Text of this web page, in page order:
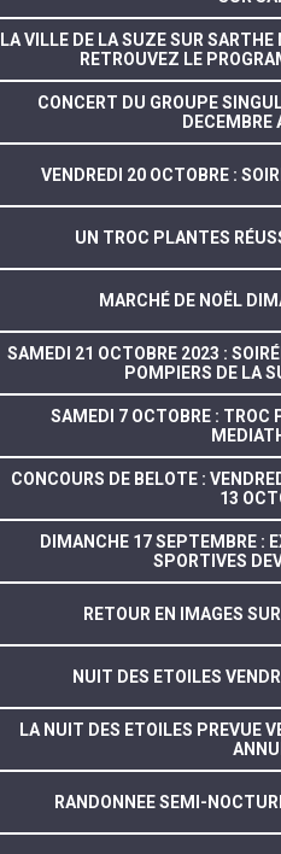
LA VILLE DE LA SUZE SUR
RETROUVEZ LE
CONCERT DU GROUPE
DECEMBRE
VENDREDI 20 OCTOBRE :
UN TROC PLANTES
MARCHÉ DE NOËL
SAMEDI 21 OCTOBRE 2023 :
POMPIERS DE LA
SAMEDI 7 OCTOBRE : TROC
CONCOURS DE BELOTE :
13
DIMANCHE 17 SEPTEMBRE :
SPORTIVES
RETOUR EN IMAGES
NUIT DES ETOILES
LA NUIT DES ETOILES PREVUE
RANDONNEE SEMI-